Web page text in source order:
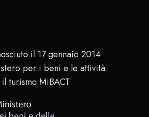
il 17 gennaio 2014
per i beni e le attività
turismo MiBACT